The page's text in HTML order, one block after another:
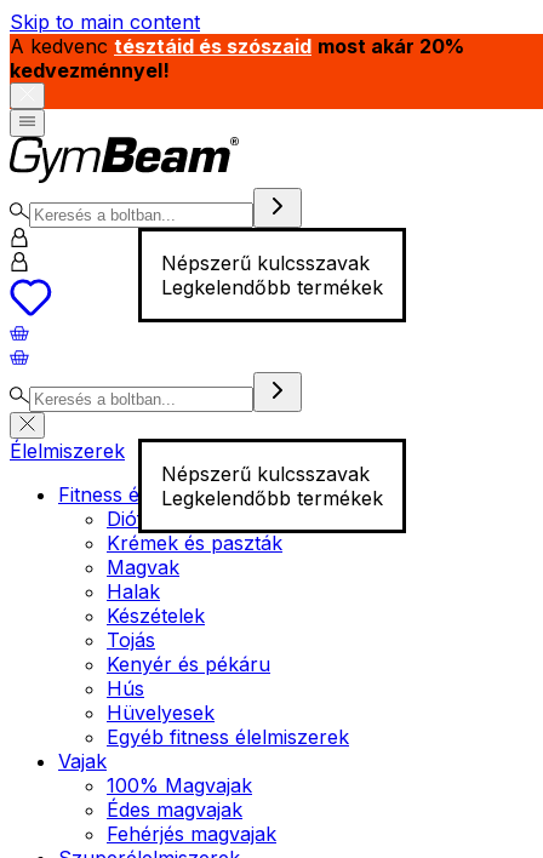
Skip to main content
A kedvenc tésztáid és szószaid most akár 20%
kedvezménnyel!
Népszerű kulcsszavak
Legkelendőbb termékek
Népszerű kulcsszavak
Legkelendőbb termékek
Élelmiszerek
Fitness élelmiszer
Diófélék
Krémek és paszták
Magvak
Halak
Készételek
Tojás
Kenyér és pékáru
Hús
Hüvelyesek
Egyéb fitness élelmiszerek
Vajak
100% Magvajak
Édes magvajak
Fehérjés magvajak